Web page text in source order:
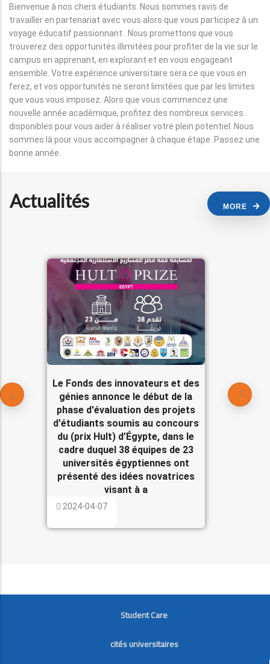
Bienvenue à nos chers étudiants. Nous sommes ravis de
travailler en partenariat avec vous alors que vous participez à un
voyage éducatif passionnant . Nous promettons que vous
trouverez des opportunités illimitées pour profiter de la vie sur le
campus en apprenant, en explorant et en vous engageant
ensemble. Votre expérience universitaire sera ce que vous en
ferez, et vos opportunités ne seront limitées que par les limites
que vous vous imposez. Alors que vous commencez une
nouvelle année académique, profitez des nombreux services
disponibles pour vous aider à réaliser votre plein potentiel. Nous
sommes là pour vous accompagner à chaque étape. Passez une
bonne année.
Actualités MORE
Le Fonds des innovateurs et des
génies annonce le début de la
phase d'évaluation des projets
d'étudiants soumis au concours
du (prix Hult) d’Égypte, dans le
cadre duquel 38 équipes de 23
universités égyptiennes ont
présenté des idées novatrices
visant à a
2024-04-07
FOOTER
Student Care
cités universitaires